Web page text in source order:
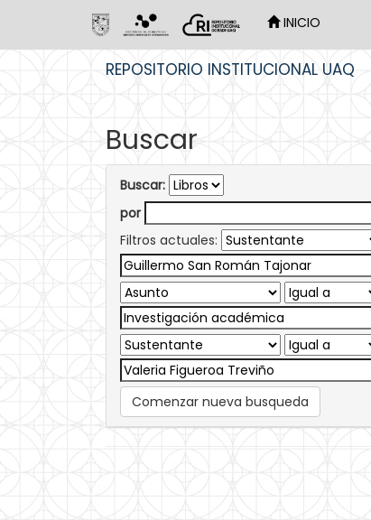
INICIO
REPOSITORIO INSTITUCIONAL UAQ
Buscar
Buscar:
por
Filtros actuales:
Comenzar nueva busqueda